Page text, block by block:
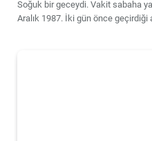
Soğuk bir geceydi. Vakit sabaha
Aralık 1987. İki gün önce geçirdiği